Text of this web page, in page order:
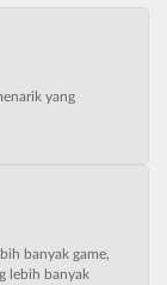
yang
banyak game,
lebih banyak